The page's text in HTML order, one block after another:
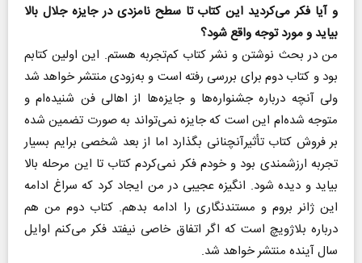
و آیا فکر می‌کردید این کتاب تا سطح نامزدی در جایزه جلال بالا
بیاید و مورد توجه واقع شود؟
من در بحث نوشتن و نشر کتاب کم‌تجربه هستم. این اولین کتابم
بود و کتاب دوم برای بررسی رفته است و به‌زودی منتشر خواهد شد
ولی آنچه درباره جشنواره‌ها و جایزه‌ها از اهالی فن شنیده‌ا‌م و
متوجه شده‌ام این است که جایزه نمی‌تواند به صورت تضمین شده
بر فروش کتاب تأثیرآنچنانی بگذارد اما از بعد شخصی برایم بسیار
تجربه ارزشمندی بود و خودم فکر نمی‌کردم کتاب تا این مرحله بالا
بیاید و دیده شود. انگیزه عجیبی در من ایجاد کرد که سراغ ادامه
این ژانر بروم و مستندنگاری را ادامه بدهم. کتاب دوم من هم
درباره بلاژویچ است که اگر اتفاق خاصی نیفتد فکر می‌کنم اوایل
سال آینده منتشر خواهد شد.